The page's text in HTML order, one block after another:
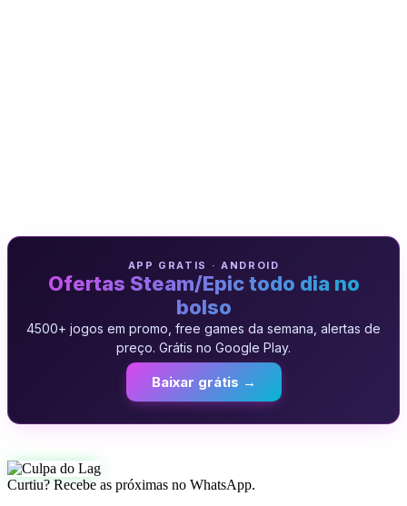
APP GRATIS · ANDROID
Ofertas Steam/Epic todo dia no
bolso
4500+ jogos em promo, free games da semana, alertas de
preço. Grátis no Google Play.
Baixar grátis →
Curtiu? Recebe as próximas no WhatsApp.